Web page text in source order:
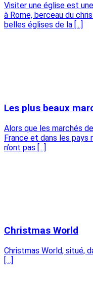
Visiter une église est
à Rome, berceau du
belles églises de la [...]
Les plus beaux
Alors que les marchés
France et dans les pays
n’ont pas [...]
Christmas World
Christmas World, situé,
[…]